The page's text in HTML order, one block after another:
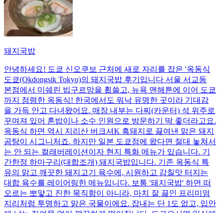
돼지국밥
안녕하세요! 도쿄 신오쿠보 근처에 새로 자리를 잡은 '옥동식
도쿄(Okdongsik Tokyo)의 돼지국밥 후기입니다 서울 서교동
본점에서 미쉐린 빕구르망을 휩쓸고, 뉴욕 맨해튼에 이어 도쿄
까지 점령한 옥동식! 한국에서도 워낙 유명한 곳이라 기대감
을 가득 안고 다녀왔어요. 매장 내부는 다찌(카운터) 석 위주로
꾸며져 있어 혼밥이나 소수 인원으로 방문하기 딱 좋더라고요.
옥동식 하면 역시 지리산 버크셔K 흑돼지로 끓여낸 맑은 돼지
곰탕이 시그니처죠. 하지만 일본 도쿄점에 왔다면 절대 놓쳐서
는 안 되는 컬래버레이션이자 현지 특화 메뉴가 있습니다. 기
간한정 하마구리(대합조개) 돼지국밥입니다. 기존 옥동식 특
유의 맑고 깨끗한 돼지고기 육수에, 시원하고 감칠맛 터지는
대합 육수를 레이어링한 메뉴입니다. 보통 '돼지국밥' 하면 떠
오르는 뽀얗고 진한 묵직함이 아니라, 마치 잘 끓인 프리미엄
지리처럼 투명하고 맑은 국물이에요. 잡내는 단 1도 없고, 입안